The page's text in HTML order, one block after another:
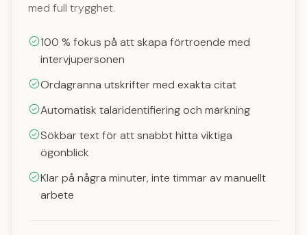
med full trygghet.
100 % fokus på att skapa förtroende med
intervjupersonen
Ordagranna utskrifter med exakta citat
Automatisk talaridentifiering och märkning
Sökbar text för att snabbt hitta viktiga
ögonblick
Klar på några minuter, inte timmar av manuellt
arbete